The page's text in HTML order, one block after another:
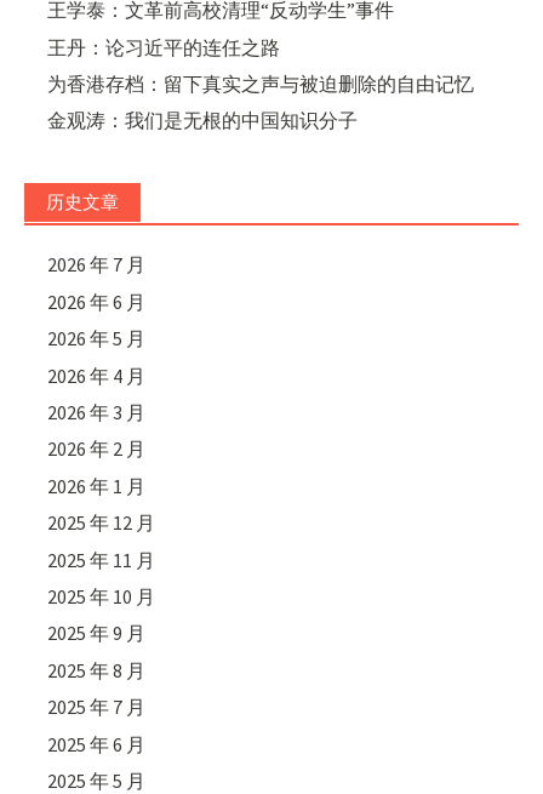
王学泰：文革前高校清理“反动学生”事件
王丹：论习近平的连任之路
为香港存档：留下真实之声与被迫删除的自由记忆
金观涛：我们是无根的中国知识分子
历史文章
2026 年 7 月
2026 年 6 月
2026 年 5 月
2026 年 4 月
2026 年 3 月
2026 年 2 月
2026 年 1 月
2025 年 12 月
2025 年 11 月
2025 年 10 月
2025 年 9 月
2025 年 8 月
2025 年 7 月
2025 年 6 月
2025 年 5 月